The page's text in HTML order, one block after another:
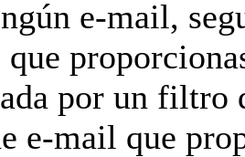
e-mail,
por un filtro
e-mail que